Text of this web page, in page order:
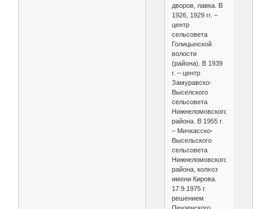
дворов, лавка. В
1926, 1929 гг. –
центр
сельсовета
Голицынской
волости
(района). В 1939
г. – центр
Замуравско-
Выселского
сельсовета
Нижнеломовского
района. В 1955 г.
– Мичкасско-
Высельского
сельсовета
Нижнеломовского
района, колхоз
имени Кирова.
17.9.1975 г.
решением